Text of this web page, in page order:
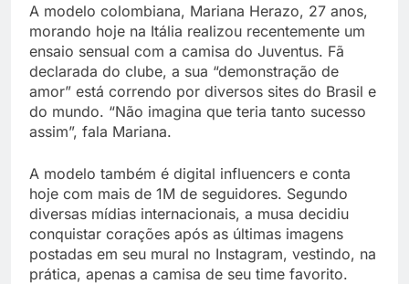
A modelo colombiana, Mariana Herazo, 27 anos,
morando hoje na Itália realizou recentemente um
ensaio sensual com a camisa do Juventus. Fã
declarada do clube, a sua “demonstração de
amor” está correndo por diversos sites do Brasil e
do mundo. “Não imagina que teria tanto sucesso
assim”, fala Mariana.
A modelo também é digital influencers e conta
hoje com mais de 1M de seguidores. Segundo
diversas mídias internacionais, a musa decidiu
conquistar corações após as últimas imagens
postadas em seu mural no Instagram, vestindo, na
prática, apenas a camisa de seu time favorito.